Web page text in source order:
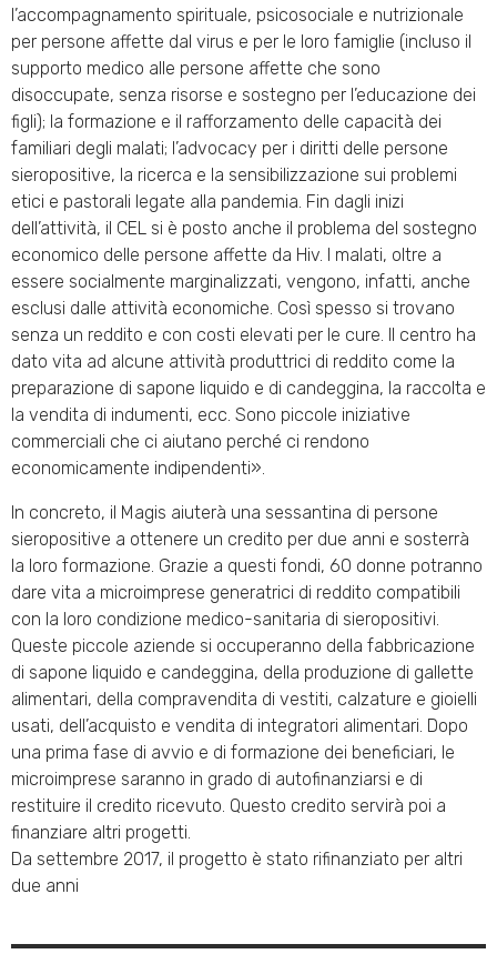
l’accompagnamento spirituale, psicosociale e nutrizionale
per persone affette dal virus e per le loro famiglie (incluso il
supporto medico alle persone affette che sono
disoccupate, senza risorse e sostegno per l’educazione dei
figli); la formazione e il rafforzamento delle capacità dei
familiari degli malati; l’advocacy per i diritti delle persone
sieropositive, la ricerca e la sensibilizzazione sui problemi
etici e pastorali legate alla pandemia. Fin dagli inizi
dell’attività, il CEL si è posto anche il problema del sostegno
economico delle persone affette da Hiv. I malati, oltre a
essere socialmente marginalizzati, vengono, infatti, anche
esclusi dalle attività economiche. Così spesso si trovano
senza un reddito e con costi elevati per le cure. Il centro ha
dato vita ad alcune attività produttrici di reddito come la
preparazione di sapone liquido e di candeggina, la raccolta e
la vendita di indumenti, ecc. Sono piccole iniziative
commerciali che ci aiutano perché ci rendono
economicamente indipendenti».
In concreto, il Magis aiuterà una sessantina di persone
sieropositive a ottenere un credito per due anni e sosterrà
la loro formazione. Grazie a questi fondi, 60 donne potranno
dare vita a microimprese generatrici di reddito compatibili
con la loro condizione medico-sanitaria di sieropositivi.
Queste piccole aziende si occuperanno della fabbricazione
di sapone liquido e candeggina, della produzione di gallette
alimentari, della compravendita di vestiti, calzature e gioielli
usati, dell’acquisto e vendita di integratori alimentari. Dopo
una prima fase di avvio e di formazione dei beneficiari, le
microimprese saranno in grado di autofinanziarsi e di
restituire il credito ricevuto. Questo credito servirà poi a
finanziare altri progetti.
Da settembre 2017, il progetto è stato rifinanziato per altri
due anni